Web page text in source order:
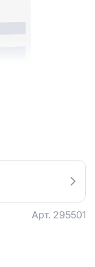
Арт. 295501